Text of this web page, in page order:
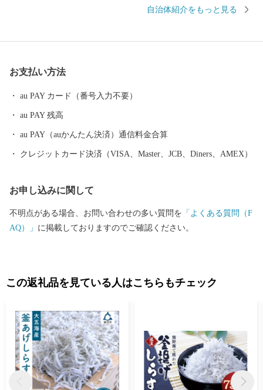
に注目した職人の創意から、和食の味の決め手である醤油づくり
が伝統として受け継がれている「美味しい日本遺産」ともいえる
町なかを歩いていると、今も昔も変わらない醤油づくりの香りを
自治体紹介をもっと見る
お支払い方法
au PAY カード（番号入力不要）
au PAY 残高
au PAY（auかんたん決済）通信料金合算
クレジットカード決済（VISA、Master、JCB、Diners、AMEX）
お申し込みに関して
不明点がある場合、お問い合わせの多い質問を 「よくある質問（F
AQ）」 に掲載しておりますのでご確認ください。
この返礼品を見ている人はこちらもチェック